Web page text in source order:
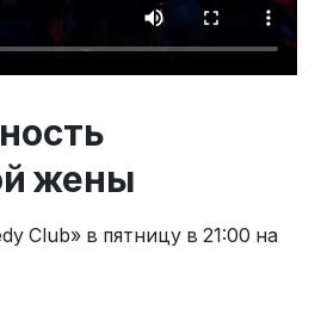
жены
Club» в пятницу в 21:00 на